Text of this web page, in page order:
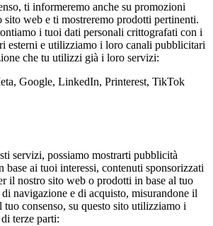
ti informeremo anche su promozioni
sito web e ti mostreremo prodotti pertinenti.
i tuoi dati personali crittografati con i
esterni e utilizziamo i loro canali pubblicitari
che tu utilizzi già i loro servizi:
Google, LinkedIn, Printerest, TikTok
servizi, possiamo mostrarti pubblicità
base ai tuoi interessi, contenuti sponsorizzati
il nostro sito web o prodotti in base al tuo
navigazione e di acquisto, misurandone il
tuo consenso, su questo sito utilizziamo i
terze parti: